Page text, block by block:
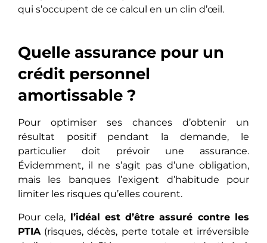
qui s’occupent de ce calcul en un clin d’œil.
Quelle assurance pour un
crédit personnel
amortissable ?
Pour optimiser ses chances d’obtenir un
résultat positif pendant la demande, le
particulier doit prévoir une assurance.
Évidemment, il ne s’agit pas d’une obligation,
mais les banques l’exigent d’habitude pour
limiter les risques qu’elles courent.
Pour cela, l’idéal est d’être assuré contre les
PTIA (risques, décès, perte totale et irréversible